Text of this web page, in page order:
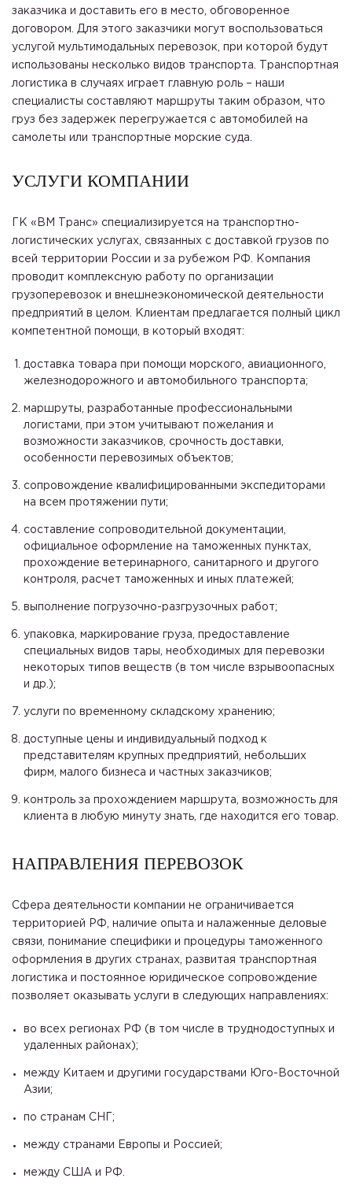
заказчика и доставить его в место, обговоренное
договором. Для этого заказчики могут воспользоваться
услугой мультимодальных перевозок, при которой будут
использованы несколько видов транспорта. Транспортная
логистика в случаях играет главную роль – наши
специалисты составляют маршруты таким образом, что
груз без задержек перегружается с автомобилей на
самолеты или транспортные морские суда.
УСЛУГИ КОМПАНИИ
ГК «ВМ Транс» специализируется на транспортно-
логистических услугах, связанных с доставкой грузов по
всей территории России и за рубежом РФ. Компания
проводит комплексную работу по организации
грузоперевозок и внешнеэкономической деятельности
предприятий в целом. Клиентам предлагается полный цикл
компетентной помощи, в который входят:
доставка товара при помощи морского, авиационного,
железнодорожного и автомобильного транспорта;
маршруты, разработанные профессиональными
логистами, при этом учитывают пожелания и
возможности заказчиков, срочность доставки,
особенности перевозимых объектов;
сопровождение квалифицированными экспедиторами
на всем протяжении пути;
составление сопроводительной документации,
официальное оформление на таможенных пунктах,
прохождение ветеринарного, санитарного и другого
контроля, расчет таможенных и иных платежей;
выполнение погрузочно-разгрузочных работ;
упаковка, маркирование груза, предоставление
специальных видов тары, необходимых для перевозки
некоторых типов веществ (в том числе взрывоопасных
и др.);
услуги по временному складскому хранению;
доступные цены и индивидуальный подход к
представителям крупных предприятий, небольших
фирм, малого бизнеса и частных заказчиков;
контроль за прохождением маршрута, возможность для
клиента в любую минуту знать, где находится его товар.
НАПРАВЛЕНИЯ ПЕРЕВОЗОК
Сфера деятельности компании не ограничивается
территорией РФ, наличие опыта и налаженные деловые
связи, понимание специфики и процедуры таможенного
оформления в других странах, развитая транспортная
логистика и постоянное юридическое сопровождение
позволяет оказывать услуги в следующих направлениях:
во всех регионах РФ (в том числе в труднодоступных и
удаленных районах);
между Китаем и другими государствами Юго-Восточной
Азии;
по странам СНГ;
между странами Европы и Россией;
между США и РФ.